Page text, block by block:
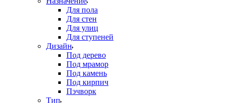
Для пола
Для стен
Для улиц
Для ступеней
Дизайн
Под дерево
Под мрамор
Под камень
Под кирпич
Пэчворк
Тип